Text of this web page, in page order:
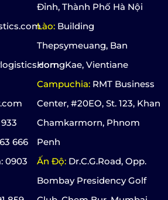
666
0903
Đỉnh, Thành Phố Hà Nội
Lào: Building
Thepsymeuang, Ban
HorngKae, Vientiane
Campuchia: RMT Business
Center, #20EO, St. 123, Khan
Chamkarmorn, Phnom
Penh
Ấn Độ: Dr.C.G.Road, Opp.
Bombay Presidency Golf